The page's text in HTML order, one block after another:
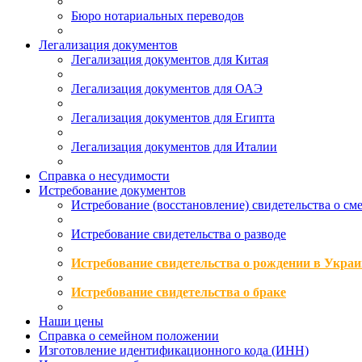
Бюро нотариальных переводов
Легализация документов
Легализация документов для Китая
Легализация документов для ОАЭ
Легализация документов для Египта
Легализация документов для Италии
Справка о несудимости
Истребование документов
Истребование (восстановление) свидетельства о
Истребование свидетельства о разводе
Истребование свидетельства о рождении в
Истребование свидетельства о браке
Наши цены
Справка о семейном положении
Изготовление идентификационного кода (ИНН)